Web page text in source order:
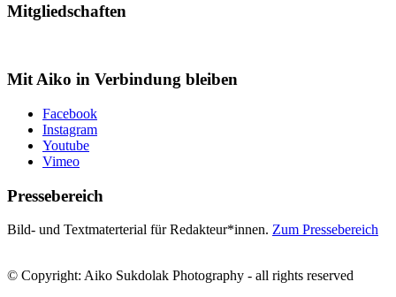
Mitgliedschaften
Mit Aiko in Verbindung bleiben
Facebook
Instagram
Youtube
Vimeo
Pressebereich
Bild- und Textmaterterial für Redakteur*innen. Zum Pressebereich
© Copyright: Aiko Sukdolak Photography - all rights reserved